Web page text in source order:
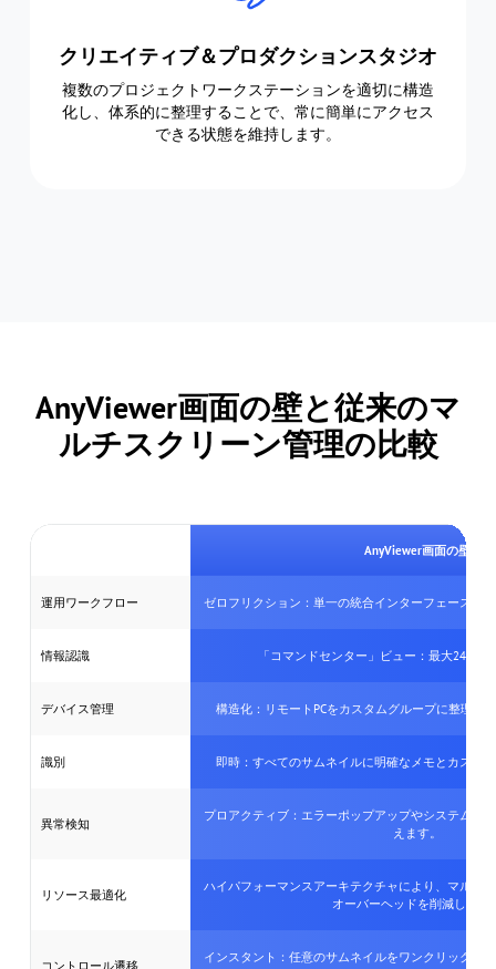
クリエイティブ＆プロダクションスタジオ
複数のプロジェクトワークステーションを適切に構造
化し、体系的に整理することで、常に簡単にアクセス
できる状態を維持します。
AnyViewer画面の壁と従来のマ
ルチスクリーン管理の比較